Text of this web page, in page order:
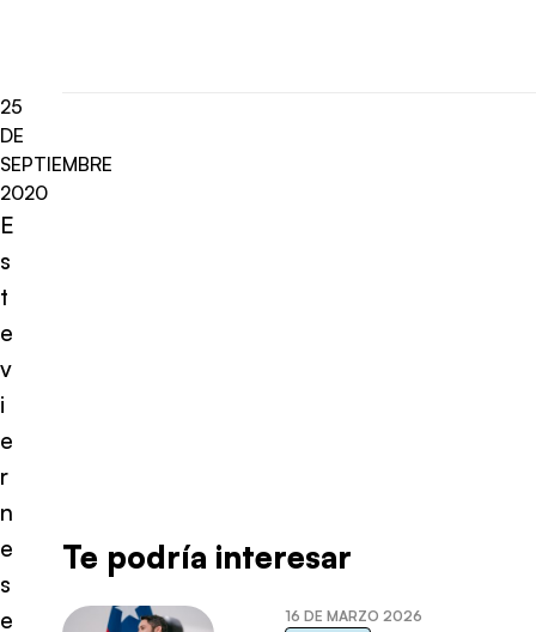
25
DE
SEPTIEMBRE
2020
E
s
t
e
v
i
e
r
n
e
s
e
Te podría interesar
16 DE MARZO 2026